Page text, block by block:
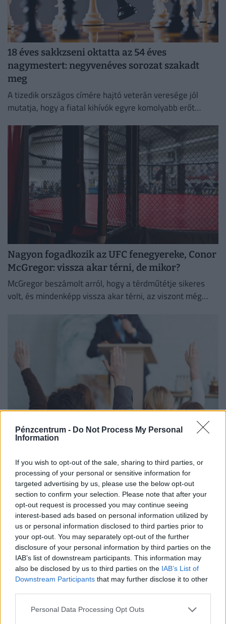
Pénzcentrum - Do Not Process My Personal
Information
If you wish to opt-out of the sale, sharing to third parties, or
processing of your personal or sensitive information for
targeted advertising by us, please use the below opt-out
section to confirm your selection. Please note that after your
opt-out request is processed you may continue seeing
interest-based ads based on personal information utilized by
us or personal information disclosed to third parties prior to
your opt-out. You may separately opt-out of the further
disclosure of your personal information by third parties on the
IAB’s list of downstream participants. This information may
also be disclosed by us to third parties on the IAB’s List of
Downstream Participants that may further disclose it to other
Personal Data Processing Opt Outs
18 éves sakkzseni oktatta az 54 éves
nagymestert: negyvenéves sorozat szakadt
meg
A tizedik országos címére hajtó veterán veresége jól
mutatja, hogy a fiatal kihívók egyre komolyabb erőt
Nagyon fogadkozik az UFC fenegyereke, Conor
McGregor: vissza akar térni, de mikor?
McGregor beszámolt arról, hogy a térdműtétje sikeres
volt, és mindenképp vissza akar térni, az viszont még
Elképesztő összeget fizettek az egyedi F1-es
akármennyi
A Forma–1-es mezőny mind a 20 pilótája által aláírt
sisak 201 ezer dollárért) kelt el egy jótékonysági
árverésen.